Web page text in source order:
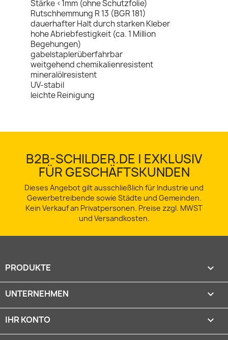
Stärke <1mm (ohne Schutzfolie)
Rutschhemmung R 13 (BGR 181)
dauerhafter Halt durch starken Kleber
hohe Abriebfestigkeit (ca. 1 Million
Begehungen)
gabelstaplerüberfahrbar
weitgehend chemikalienresistent
mineralölresistent
UV-stabil
leichte Reinigung
B2B-SCHILDER.DE | EXKLUSIV
FÜR GESCHÄFTSKUNDEN
Dieses Angebot gilt ausschließlich für Industrie und
Gewerbetreibende sowie Städte und Gemeinden.
Kein Verkauf an Privatpersonen. Preise zzgl. MWST
und Versandkosten.
PRODUKTE 
UNTERNEHMEN 
IHR KONTO 